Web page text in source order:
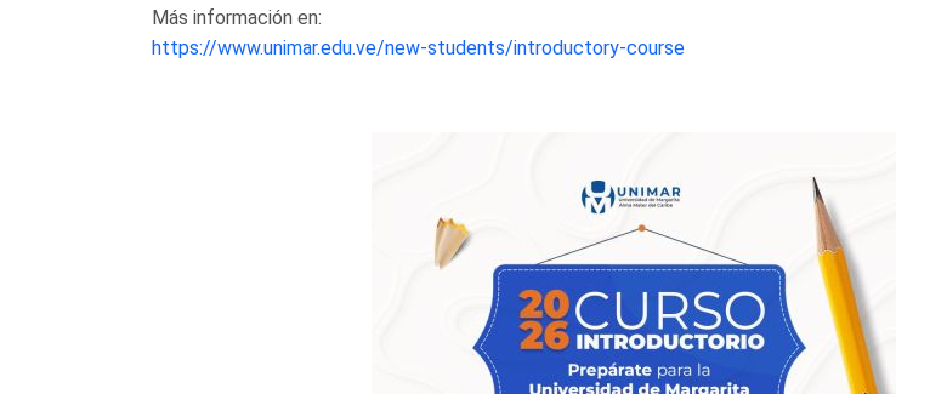
Más información en:
https://www.unimar.edu.ve/new-students/introductory-course